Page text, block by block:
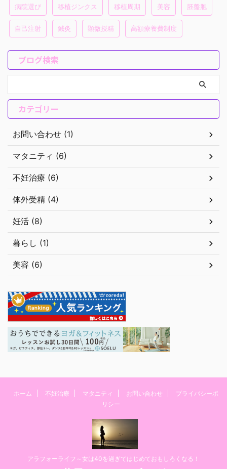
病院選び 移植ジンクス 移植周期 美容 胚盤胞
自己注射 鍼灸 顕微授精 高額療養費制度
ブログ検索
カテゴリー
お問い合わせ (1)
マタニティ (6)
不妊治療 (6)
体外受精 (4)
妊活 (8)
暮らし (1)
美容 (6)
ホーム 不妊治療 マタニティ お問い合わせ
プライバシーポ
リシー
アラフォーライフ～女は40を過ぎてはじめておもしろくなる！